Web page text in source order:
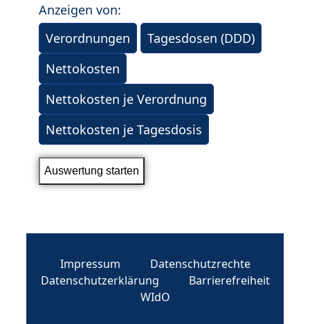
Anzeigen von:
Verordnungen
Tagesdosen (DDD)
Nettokosten
Nettokosten je Verordnung
Nettokosten je Tagesdosis
Impressum
Datenschutzrechte
Datenschutzerklärung
Barrierefreiheit
WIdO